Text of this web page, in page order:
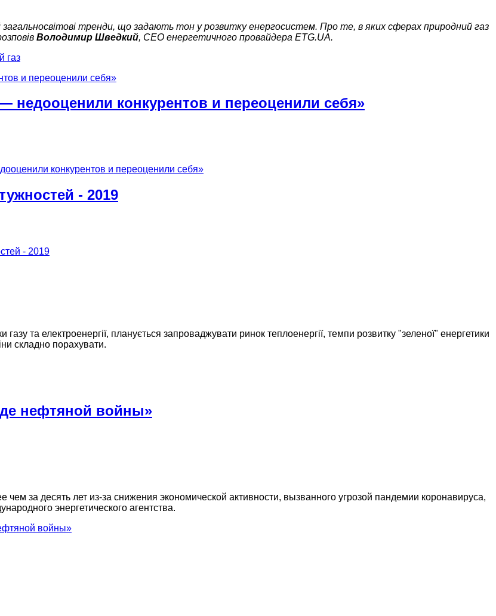
тренди, що задають тон у розвитку енергосистем. Про те, в яких сферах природний газ
Володимир Шведкий, СЕО енергетичного провайдера ETG.UA.
газ
конкурентов и переоценили себя»
конкурентов и переоценили себя»
- 2019
- 2019
та електроенергії, планується запроваджувати ринок теплоенергії, темпи розвитку "зеленої" енергетики
складно порахувати.
нефтяной войны»
за десять лет из-за снижения экономической активности, вызванного угрозой пандемии коронавируса,
энергетического агентства.
войны»